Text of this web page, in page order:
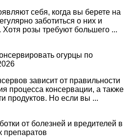
себя, когда вы берете на
заботиться о них и
розы требуют большего ...
огурцы по
зависит от правильности
процесса консервации, а также
продуктов. Но если вы ...
от болезней и вредителей в
препаратов